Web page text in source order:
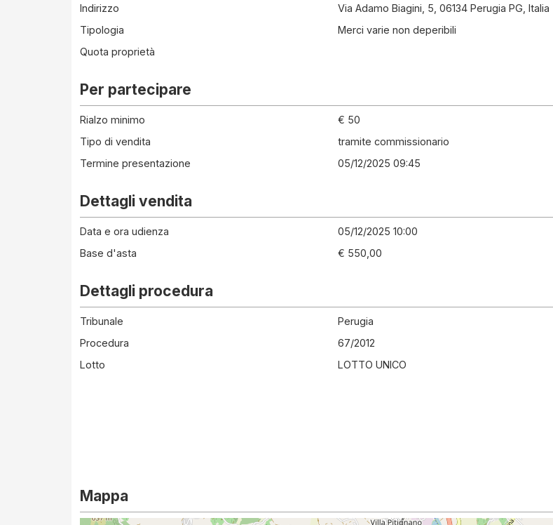
Indirizzo
Via Adamo Biagini, 5, 06134 Perugia PG, Italia
Tipologia
Merci varie non deperibili
Quota proprietà
Per partecipare
Rialzo minimo
€ 50
Tipo di vendita
tramite commissionario
Termine presentazione
05/12/2025 09:45
Dettagli vendita
Data e ora udienza
05/12/2025 10:00
Base d'asta
€ 550,00
Dettagli procedura
Tribunale
Perugia
Procedura
67/2012
Lotto
LOTTO UNICO
Mappa